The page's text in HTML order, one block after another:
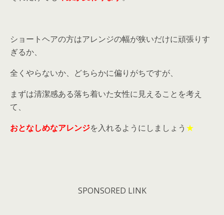
ショートヘアの方はアレンジの幅が狭いだけに頑張りす
ぎるか、
全くやらないか、どちらかに偏りがちですが、
まずは清潔感ある落ち着いた女性に見えることを考え
て、
おとなしめなアレンジを入れるようにしましょう ★
SPONSORED LINK